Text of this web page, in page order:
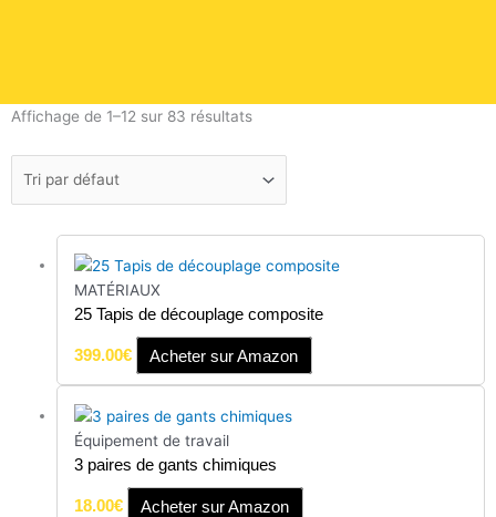
Affichage de 1–12 sur 83 résultats
MATÉRIAUX
25 Tapis de découplage composite
399.00€ Acheter sur Amazon
Équipement de travail
3 paires de gants chimiques
18.00€ Acheter sur Amazon